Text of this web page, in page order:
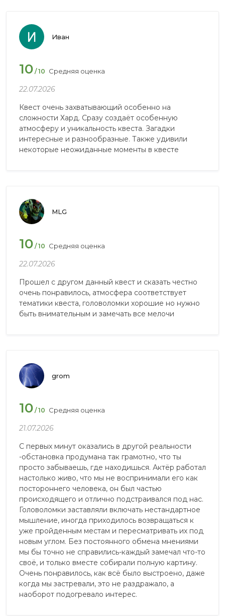
Иван
10 / 10 Средняя оценка
22.07.2026
Квест очень захватывающий особенно на
сложности Хард. Сразу создаёт особенную
атмосферу и уникальность квеста. Загадки
интересные и разнообразные. Также удивили
некоторые неожиданные моменты в квесте
MLG
10 / 10 Средняя оценка
22.07.2026
Прошел с другом данный квест и сказать честно
очень понравилось, атмосфера соответствует
тематики квеста, головоломки хорошие но нужно
быть внимательным и замечать все мелочи
grom
10 / 10 Средняя оценка
21.07.2026
С первых минут оказались в другой реальности
-обстановка продумана так грамотно, что ты
просто забываешь, где находишься. Актёр работал
настолько живо, что мы не воспринимали его как
постороннего человека, он был частью
происходящего и отлично подстраивался под нас.
Головоломки заставляли включать нестандартное
мышление, иногда приходилось возвращаться к
уже пройденным местам и пересматривать их под
новым углом. Без постоянного обмена мнениями
мы бы точно не справились-каждый замечал что-то
своё, и только вместе собирали полную картину.
Очень понравилось, как всё было выстроено, даже
когда мы застревали, это не раздражало, а
наоборот подогревало интерес.